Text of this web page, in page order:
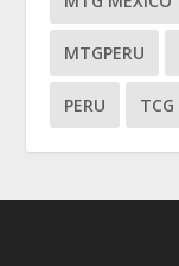
MTGPERU
PERU TCG